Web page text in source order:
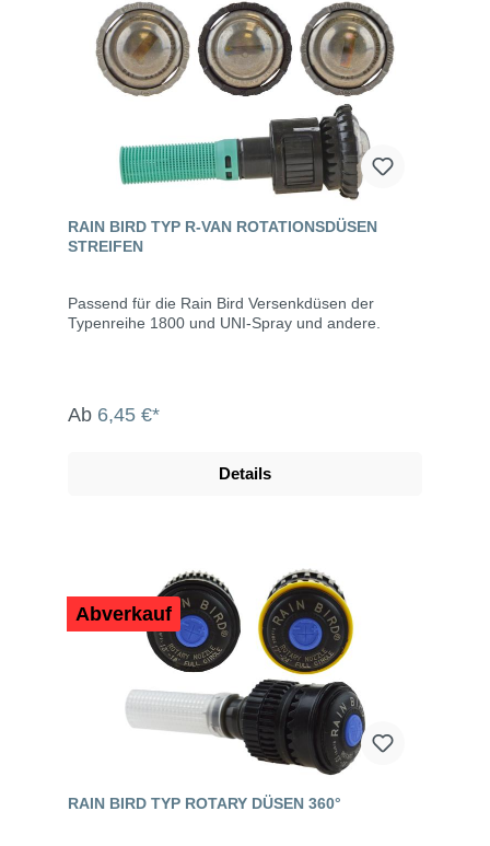
RAIN BIRD TYP R-VAN ROTATIONSDÜSEN
STREIFEN
Passend für die Rain Bird Versenkdüsen der
Typenreihe 1800 und UNI-Spray und andere.
Ab 6,45 €*
Details
Abverkauf
RAIN BIRD TYP ROTARY DÜSEN 360°